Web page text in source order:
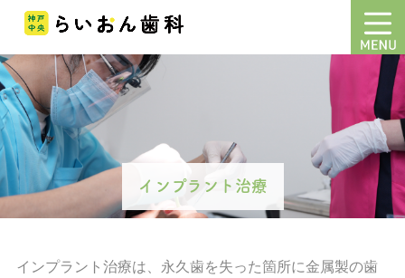
インプラント治療
インプラント治療は、永久歯を失った箇所に金属製の歯